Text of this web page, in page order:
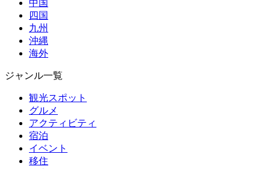
中国
四国
九州
沖縄
海外
ジャンル一覧
観光スポット
グルメ
アクティビティ
宿泊
イベント
移住